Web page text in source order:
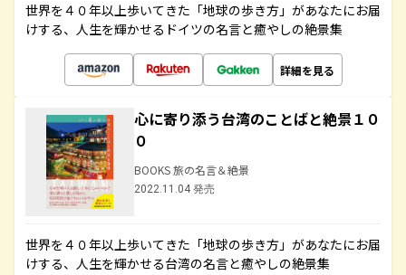
世界を４０年以上歩いてきた「地球の歩き方」があなたにお届
けする、人生を輝かせるドイツの名言と癒やしの絶景集
詳細を見る
心に寄り添う台湾のことばと絶景１０
０
BOOKS 旅の名言＆絶景
2022.11.04 発売
世界を４０年以上歩いてきた「地球の歩き方」があなたにお届
けする、人生を輝かせる台湾の名言と癒やしの絶景集